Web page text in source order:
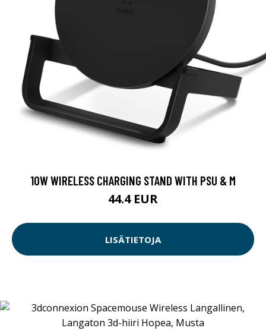
10W WIRELESS CHARGING STAND WITH PSU & M
44.4 EUR
LISÄTIETOJA